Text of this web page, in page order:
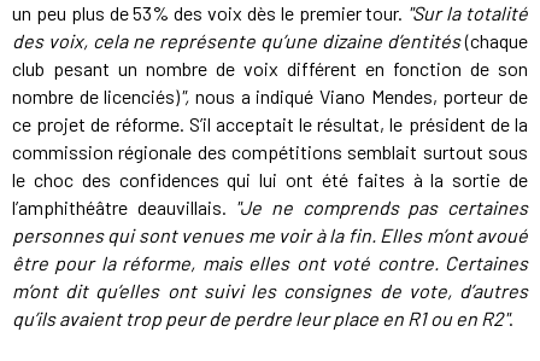
un peu plus de 53% des voix dès le premier tour. "Sur la totalité
des voix, cela ne représente qu’une dizaine d’entités(chaque
club pesant un nombre de voix différent en fonction de son
nombre de licenciés)", nous a indiqué Viano Mendes, porteur de
ce projet de réforme. S’il acceptait le résultat, le président de la
commission régionale des compétitions semblait surtout sous
le choc des confidences qui lui ont été faites à la sortie de
l’amphithéâtre deauvillais. "Je ne comprends pas certaines
personnes qui sont venues me voir à la fin. Elles m’ont avoué
être pour la réforme, mais elles ont voté contre. Certaines
m’ont dit qu’elles ont suivi les consignes de vote, d’autres
qu’ils avaient trop peur de perdre leur place en R1 ou en R2".